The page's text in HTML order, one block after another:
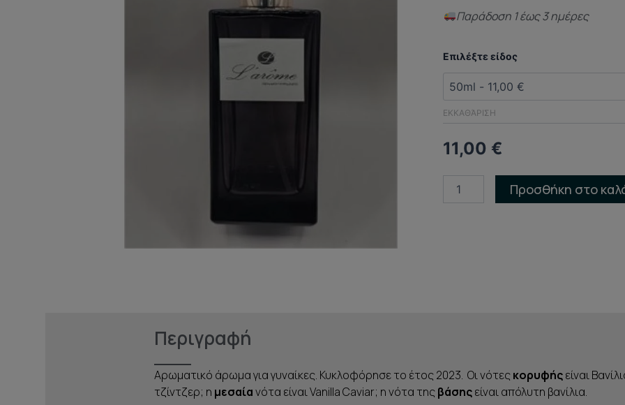
Παράδoση 1 έως 3 ημέρες
Επιλέξτε είδος
ΕΚΚΑΘΆΡΙΣΗ
11,00 €
ΑΡΩΜΑ
ΤΥΠΟΥ
PERFUME)
Προσθήκη στο
Περιγραφή
Αρωματικό άρωμα για γυναίκες. Κυκλοφόρησε το έτος 2023. Οι νότες κορυφήςείναι
τζίντζερ; η μεσαίανότα είναι Vanilla Caviar; η νότα της βάσηςείναι απόλυτη βανίλια.